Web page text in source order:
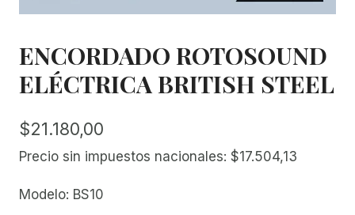
ENCORDADO ROTOSOUND
ELÉCTRICA BRITISH STEEL
$21.180,00
Precio sin impuestos nacionales: $17.504,13
Modelo: BS10